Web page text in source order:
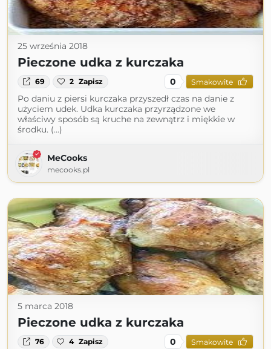
25 września 2018
Pieczone udka z kurczaka
69 2 Zapisz 0 Smakowite
Po daniu z piersi kurczaka przyszedł czas na danie z
użyciem udek. Udka kurczaka przyrządzone we
właściwy sposób są kruche na zewnątrz i miękkie w
środku. (...)
MeCooks
mecooks.pl
5 marca 2018
Pieczone udka z kurczaka
76 4 Zapisz 0 Smakowite